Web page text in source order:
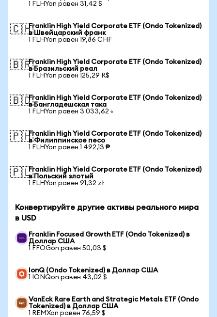
1 FLHYon равен 31,42 $
🇨🇭Franklin High Yield Corporate ETF (Ondo Tokenized)
в Швейцарский франк
1 FLHYon равен 19,86 CHF
🇧🇷Franklin High Yield Corporate ETF (Ondo Tokenized)
в Бразильский реал
1 FLHYon равен 125,29 R$
🇧🇩Franklin High Yield Corporate ETF (Ondo Tokenized)
в Бангладешская така
1 FLHYon равен 3 033,62 ৳
🇵🇭Franklin High Yield Corporate ETF (Ondo Tokenized)
в Филиппинское песо
1 FLHYon равен 1 492,13 ₱
🇵🇱Franklin High Yield Corporate ETF (Ondo Tokenized)
в Польский злотый
1 FLHYon равен 91,32 zł
Конвертируйте другие активы реального мира
в USD
Franklin Focused Growth ETF (Ondo Tokenized) в
Доллар США
1 FFOGon равен 50,03 $
IonQ (Ondo Tokenized) в Доллар США
1 IONQon равен 43,02 $
VanEck Rare Earth and Strategic Metals ETF (Ondo
Tokenized) в Доллар США
1 REMXon равен 76,59 $